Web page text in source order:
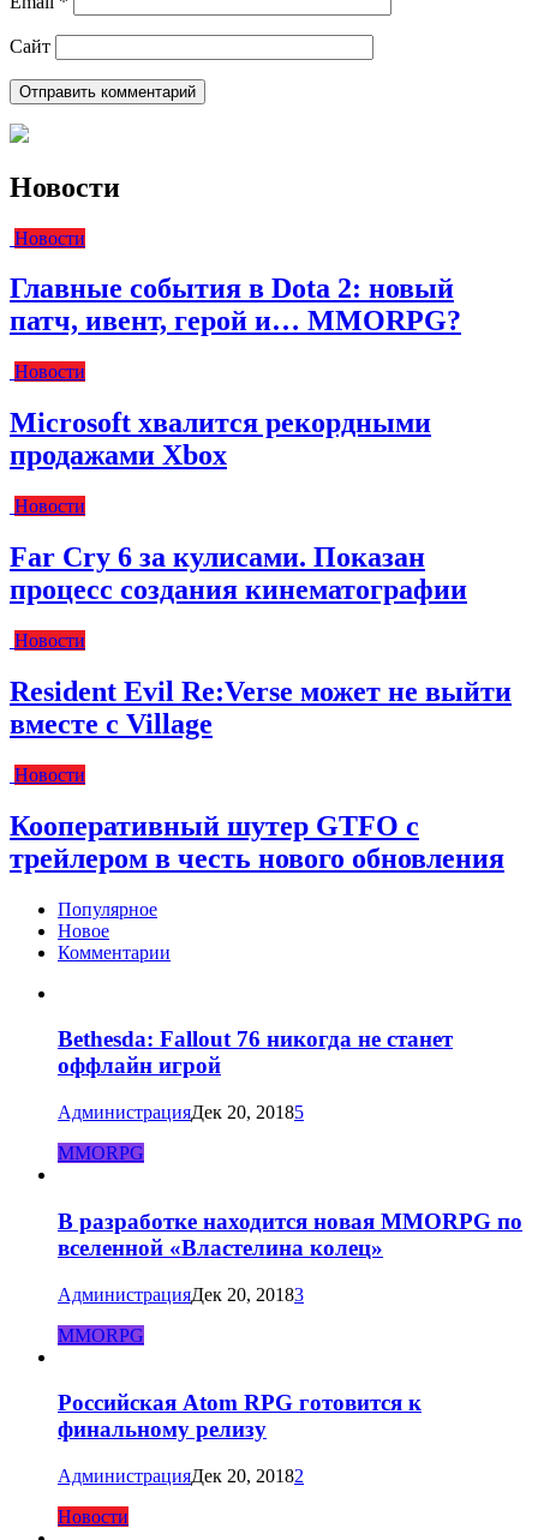
Сайт
Новости
Новости
Главные события в Dota 2: новый
патч, ивент, герой и… MMORPG?
Новости
Microsoft хвалится рекордными
продажами Xbox
Новости
Far Cry 6 за кулисами. Показан
процесс создания кинематографии
Новости
Resident Evil Re:Verse может не выйти
вместе с Village
Новости
Кооперативный шутер GTFO с
трейлером в честь нового обновления
Популярное
Новое
Комментарии
Bethesda: Fallout 76 никогда не станет
оффлайн игрой
АдминистрацияДек 20, 20185
MMORPG
В разработке находится новая MMORPG по
вселенной «Властелина колец»
АдминистрацияДек 20, 20183
MMORPG
Российская Atom RPG готовится к
финальному релизу
АдминистрацияДек 20, 20182
Новости